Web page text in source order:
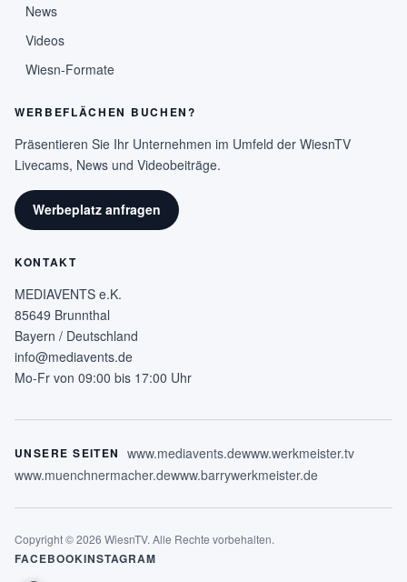
News
Videos
Wiesn-Formate
WERBEFLÄCHEN BUCHEN?
Präsentieren Sie Ihr Unternehmen im Umfeld der WiesnTV
Livecams, News und Videobeiträge.
Werbeplatz anfragen
KONTAKT
MEDIAVENTS e.K.
85649 Brunnthal
Bayern / Deutschland
info@mediavents.de
Mo-Fr von 09:00 bis 17:00 Uhr
UNSERE SEITEN www.mediavents.dewww.werkmeister.tv
www.muenchnermacher.dewww.barrywerkmeister.de
Copyright © 2026 WiesnTV. Alle Rechte vorbehalten.
FACEBOOKINSTAGRAM